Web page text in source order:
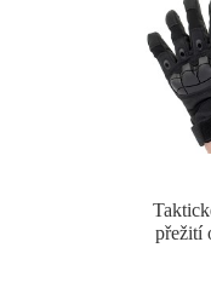
přežití